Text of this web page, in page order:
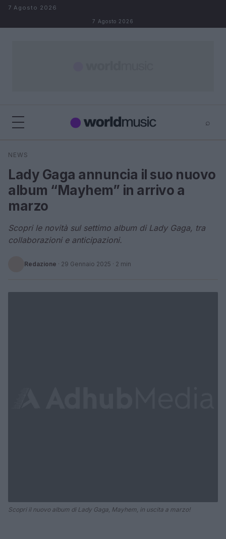
Salta al contenuto
7 Agosto 2026
7 Agosto 2026
⌕
Cerca
NEWS
Lady Gaga annuncia il suo nuovo
album “Mayhem” in arrivo a
marzo
Scopri le novità sul settimo album di Lady Gaga, tra
collaborazioni e anticipazioni.
Redazione · 29 Gennaio 2025 · 2 min
Scopri il nuovo album di Lady Gaga, Mayhem, in uscita a marzo!